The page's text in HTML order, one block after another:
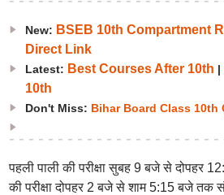
New: BSEB 10th Compartment
Direct Link
Latest: Best Courses After 10th |
10th
Don't Miss: Bihar Board Class 10th
पहली पाली की परीक्षा सुबह 9 बजे से दोपहर
की परीक्षा दोपहर 2 बजे से शाम 5:15 बजे तक